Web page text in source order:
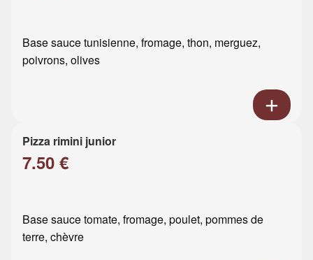
Base sauce tunisienne, fromage, thon, merguez,
poivrons, olives
Pizza rimini junior
7.50 €
Base sauce tomate, fromage, poulet, pommes de
terre, chèvre